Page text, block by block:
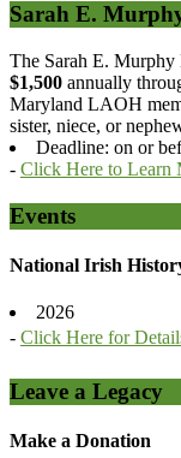
Sarah E.
The Sarah E. Murphy
$1,500 annually
Maryland LAOH
sister, niece, or
Deadline: on or
- Click Here to Learn
Events
National Irish
2026
- Click Here for
Leave a Legacy
Make a Donation